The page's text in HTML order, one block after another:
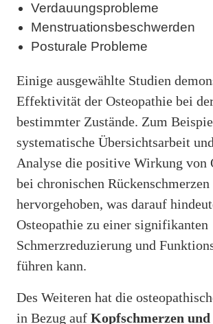
Verdauungsprobleme
Menstruationsbeschwerden
Posturale Probleme
Einige ausgewählte Studien
Effektivität der Osteopathie bei
bestimmter Zustände. Zum
systematische Übersichtsarbeit
Analyse die positive Wirkung von
bei chronischen Rückenschmerzen
hervorgehoben, was darauf
Osteopathie zu einer signifikanten
Schmerzreduzierung und
führen kann.
Des Weiteren hat die
in Bezug auf Kopfschmerzen